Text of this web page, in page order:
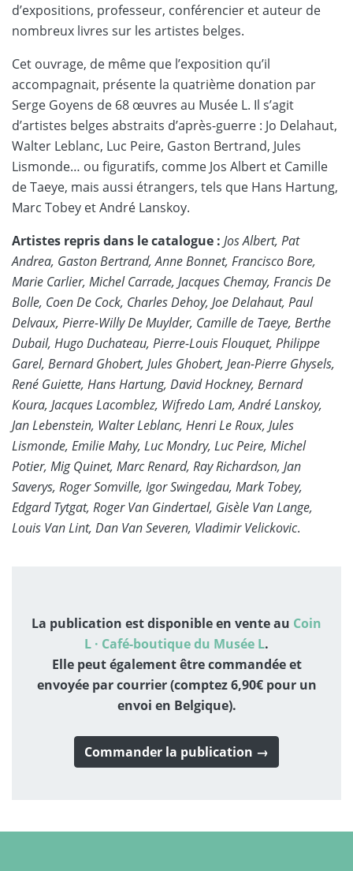
d’expositions, professeur, conférencier et auteur de
nombreux livres sur les artistes belges.
Cet ouvrage, de même que l’exposition qu’il
accompagnait, présente la quatrième donation par
Serge Goyens de 68 œuvres au Musée L. Il s’agit
d’artistes belges abstraits d’après-guerre : Jo Delahaut,
Walter Leblanc, Luc Peire, Gaston Bertrand, Jules
Lismonde… ou figuratifs, comme Jos Albert et Camille
de Taeye, mais aussi étrangers, tels que Hans Hartung,
Marc Tobey et André Lanskoy.
Artistes repris dans le catalogue : Jos Albert, Pat
Andrea, Gaston Bertrand, Anne Bonnet, Francisco Bore,
Marie Carlier, Michel Carrade, Jacques Chemay, Francis De
Bolle, Coen De Cock, Charles Dehoy, Joe Delahaut, Paul
Delvaux, Pierre-Willy De Muylder, Camille de Taeye, Berthe
Dubail, Hugo Duchateau, Pierre-Louis Flouquet, Philippe
Garel, Bernard Ghobert, Jules Ghobert, Jean-Pierre Ghysels,
René Guiette, Hans Hartung, David Hockney, Bernard
Koura, Jacques Lacomblez, Wifredo Lam, André Lanskoy,
Jan Lebenstein, Walter Leblanc, Henri Le Roux, Jules
Lismonde, Emilie Mahy, Luc Mondry, Luc Peire, Michel
Potier, Mig Quinet, Marc Renard, Ray Richardson, Jan
Saverys, Roger Somville, Igor Swingedau, Mark Tobey,
Edgard Tytgat, Roger Van Gindertael, Gisèle Van Lange,
Louis Van Lint, Dan Van Severen, Vladimir Velickovic.
La publication est disponible en vente au Coin
L · Café-boutique du Musée L.
Elle peut également être commandée et
envoyée par courrier (comptez 6,90€ pour un
envoi en Belgique).
Commander la publication →